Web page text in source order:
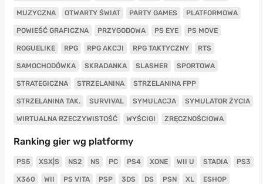
MUZYCZNA OTWARTY ŚWIAT PARTY GAMES PLATFORMOWA
POWIEŚĆ GRAFICZNA PRZYGODOWA PS EYE PS MOVE
ROGUELIKE RPG RPG AKCJI RPG TAKTYCZNY RTS
SAMOCHODÓWKA SKRADANKA SLASHER SPORTOWA
STRATEGICZNA STRZELANINA STRZELANINA FPP
STRZELANINA TAK. SURVIVAL SYMULACJA SYMULATOR ŻYCIA
WIRTUALNA RZECZYWISTOŚĆ WYŚCIGI ZRĘCZNOŚCIOWA
Ranking gier wg platformy
PS5 XSX|S NS2 NS PC PS4 XONE WII U STADIA PS3
X360 WII PS VITA PSP 3DS DS PSN XL ESHOP